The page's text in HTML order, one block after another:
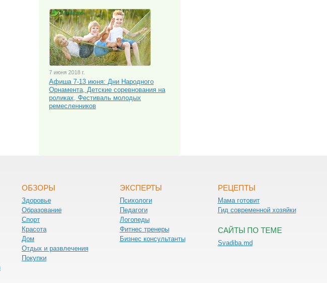
7 июня 2018 г.
Афиша 7-13 июня: Дни Народного
Орнамента, Детские соревнования на
роликах, Фестиваль молодых
ремесленников
ОБЗОРЫ
Здоровье
Образование
Спорт
Красота
Дом
Отдых и развлечения
Покупки
ЭКСПЕРТЫ
Психологи
Педагоги
Логопеды
Фитнес тренеры
Бизнес консультанты
РЕЦЕПТЫ
Мама готовит
Гид современной хозяйки
САЙТЫ ПО ТЕМЕ
Svadiba.md